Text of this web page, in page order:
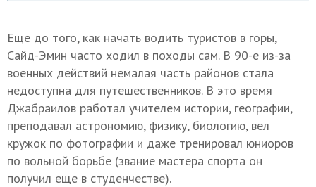
Еще до того, как начать водить туристов в горы,
Сайд-Эмин часто ходил в походы сам. В 90-е из-за
военных действий немалая часть районов стала
недоступна для путешественников. В это время
Джабраилов работал учителем истории, географии,
преподавал астрономию, физику, биологию, вел
кружок по фотографии и даже тренировал юниоров
по вольной борьбе (звание мастера спорта он
получил еще в студенчестве).